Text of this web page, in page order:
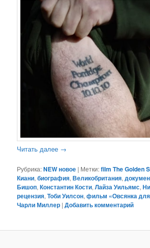
Читать далее →
Рубрика:NEW новое | Метки:film The Golden
Киани,биография,Великобритания,
Бишоп,Константин Кости,Лайза Уильямс,
рецензия,Тоби Уилсон,фильм «Овсянка
Чарли Миллер |Добавить комментарий